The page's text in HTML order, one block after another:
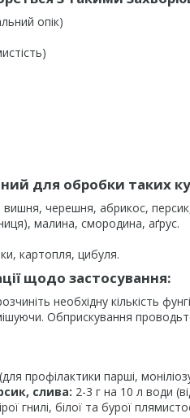
опік)
для обробки таких
черешня, абрикос,
малина, смородина, аґрус.
картопля, цибуля.
щодо застосування:
необхідну кількість
Обприскування
профілактики парші,
слива: 2-3 г на 10 л води
гнилі, білої та бурої